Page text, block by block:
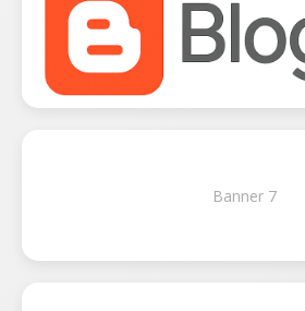
Banner 7